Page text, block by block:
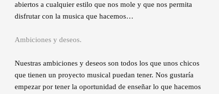
abiertos a cualquier estilo que nos mole y que nos permita
disfrutar con la musica que hacemos…
Ambiciones y deseos.
Nuestras ambiciones y deseos son todos los que unos chicos
que tienen un proyecto musical puedan tener. Nos gustaría
empezar por tener la oportunidad de enseñar lo que hacemos